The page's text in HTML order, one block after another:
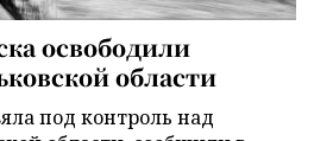
освободили
области
под контроль над